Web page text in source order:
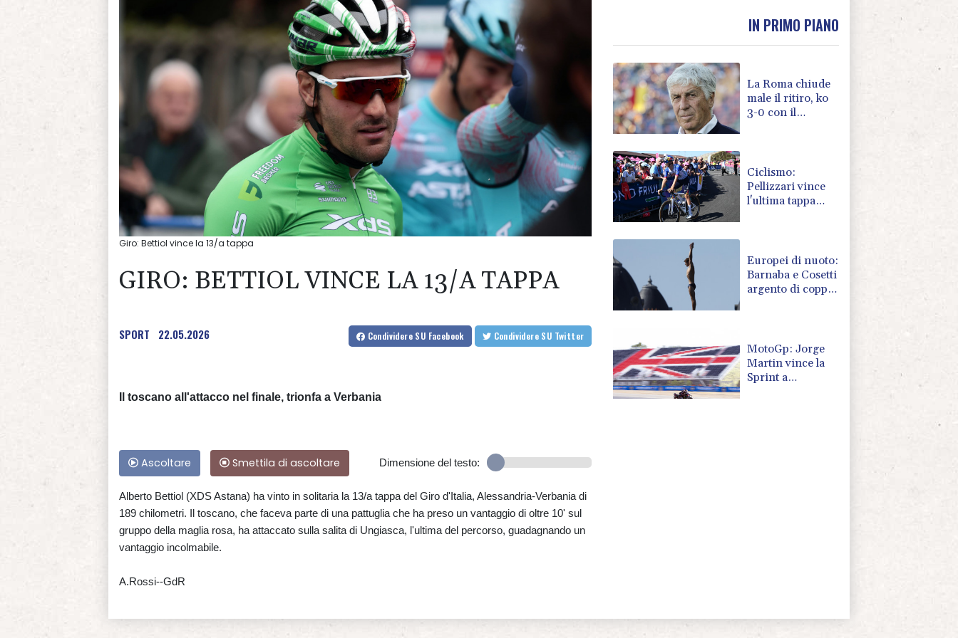
Giro: Bettiol vince la 13/a tappa
GIRO: BETTIOL VINCE LA 13/A TAPPA
SPORT 22.05.2026 Condividere SU Facebook Condividere SU Twitter
Il toscano all'attacco nel finale, trionfa a Verbania
Ascoltare Smettila di ascoltare Dimensione del testo:
Alberto Bettiol (XDS Astana) ha vinto in solitaria la 13/a tappa del Giro d'Italia, Alessandria-Verbania di
189 chilometri. Il toscano, che faceva parte di una pattuglia che ha preso un vantaggio di oltre 10' sul
gruppo della maglia rosa, ha attaccato sulla salita di Ungiasca, l'ultima del percorso, guadagnando un
vantaggio incolmabile.
A.Rossi--GdR
IN PRIMO PIANO
La Roma chiude
male il ritiro, ko
3-0 con il
Ciclismo:
Pellizzari vince
l'ultima tappa
Europei di nuoto:
Barnaba e Cosetti
argento di coppia
MotoGp: Jorge
Martin vince la
Sprint a